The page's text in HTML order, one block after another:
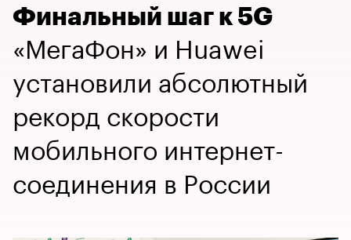
Финальный шаг к 5G
«МегаФон» и Huawei
установили абсолютный
рекорд скорости
мобильного интернет-
соединения в России